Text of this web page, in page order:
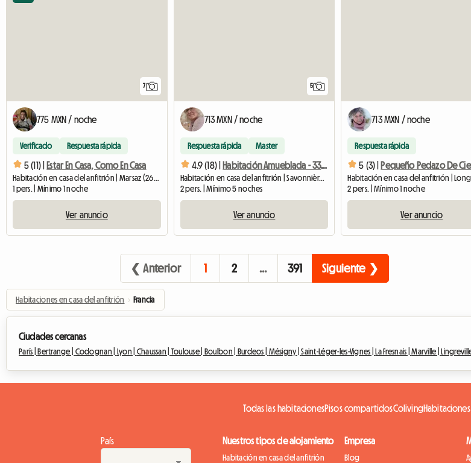
7
775 MXN / noche
Verificado Respuesta rápida
5 (11) | Estar En Casa, Como En Casa
Habitación en casa del anfitrión | Marsaz (26260) | 13 M2
1 pers. | Mínimo 1 noche
Ver anuncio
5
713 MXN / noche
Respuesta rápida Master
4.9 (18) | Habitación Amueblada - 333 - Savonnieres - Coche Recomendado
Habitación en casa del anfitrión | Savonnières (37510) | 15 M2
2 pers. | Mínimo 5 noches
Ver anuncio
713 MXN / noche
Respuesta rápida
5 (3) | Pequeño Pedazo De
2 pers. | Mínimo 1 noche
Ver anuncio
❮ Anterior 1 2 … 391 Siguiente ❯
Habitaciones en casa del anfitrión › Francia
Ciudades cercanas
París | Bertrange | Codognan | Lyon | Chaussan | Toulouse | Boulbon | Burdeos | Mésigny |Saint-Léger-les-Vignes | La Fresnais |Marville |
Todas las habitacionesPisos compartidosColiving
País Nuestros tipos de alojamiento
Habitación en casa del anfitrión
Empresa
Blog